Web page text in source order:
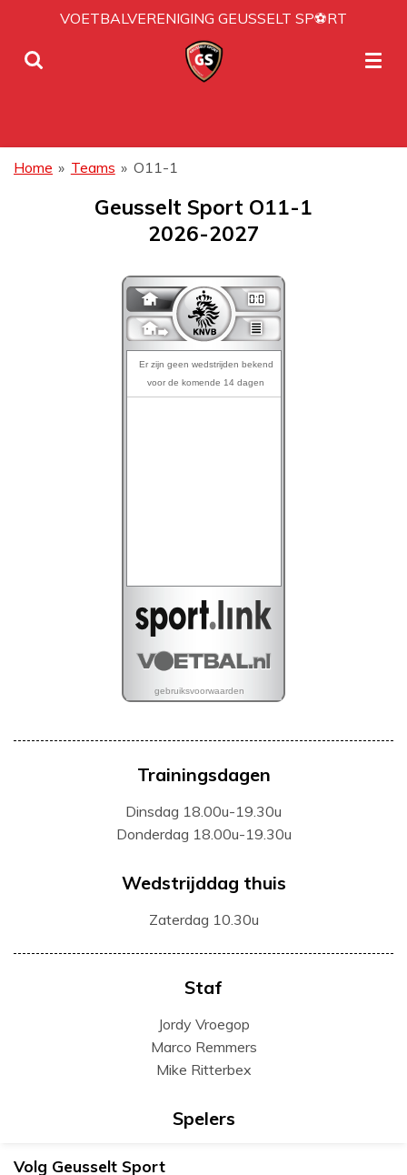
naar
VOETBALVERENIGING GEUSSELT SP⚽RT
Home » Teams » O11-1
Geusselt Sport O11-1
2026-2027
Trainingsdagen
Dinsdag 18.00u-19.30u
Donderdag 18.00u-19.30u
Wedstrijddag thuis
Zaterdag 10.30u
Staf
Jordy Vroegop
Marco Remmers
Mike Ritterbex
Spelers
Volg Geusselt Sport